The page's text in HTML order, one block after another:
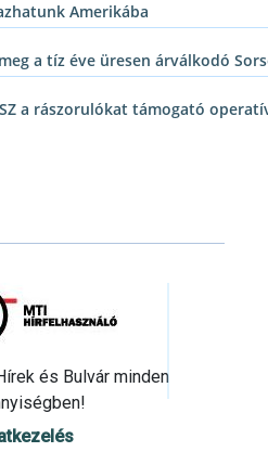
Amerikába
a tíz éve üresen árválkodó
a rászorulókat támogató
és Bulvár minden